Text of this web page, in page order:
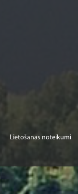
Lietošanas noteikumi